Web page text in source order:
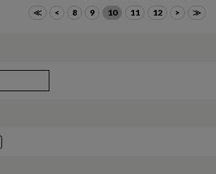
≪ < 8 9 10 11 12 > ≫